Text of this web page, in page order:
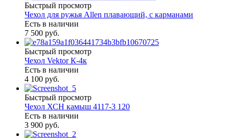
Быстрый просмотр
Чехол для ружья Allen плавающий, с карманами
Есть в наличии
7 500 руб.
Быстрый просмотр
Чехол Vektor К-4к
Есть в наличии
4 100 руб.
Быстрый просмотр
Чехол ХСН камыш 4117-3 120
Есть в наличии
3 900 руб.